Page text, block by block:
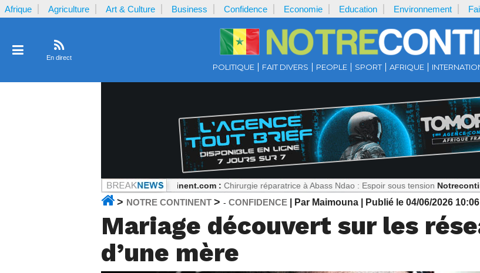
Afrique Agriculture Art & Culture Business Confidence Economie Education Environnement
En direct
POLITIQUE FAIT DIVERS PEOPLE SPORT AFRIQUE
Notrecontinent.com : Chirurgie réparatrice à Abass Ndao : Espoir sous tension Notrecontinent.com :
> NOTRE CONTINENT > - CONFIDENCE | Par Maimouna | Publié le 04/06/2026
Mariage découvert sur les
d’une mère